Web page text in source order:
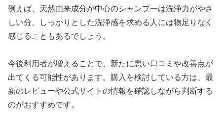
例えば、天然由来成分が中心のシャンプーは洗浄力がやさ
しい分、しっかりとした洗浄感を求める人には物足りなく
感じることもあるでしょう。
今後利用者が増えることで、新たに悪い口コミや改善点が
出てくる可能性があります。購入を検討している方は、最
新のレビューや公式サイトの情報を確認しながら判断する
のがおすすめです。